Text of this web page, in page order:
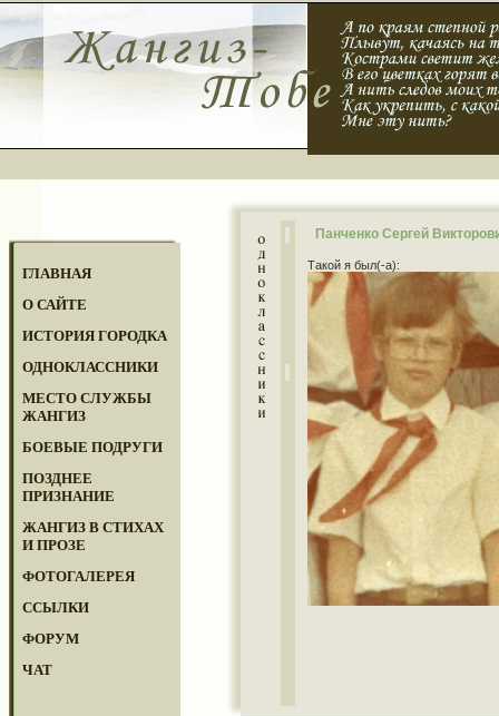
ГЛАВНАЯ
О САЙТЕ
ИСТОРИЯ ГОРОДКА
ОДНОКЛАССНИКИ
МЕСТО СЛУЖБЫ
ЖАНГИЗ
БОЕВЫЕ ПОДРУГИ
ПОЗДНЕЕ
ПРИЗНАНИЕ
ЖАНГИЗ В СТИХАХ
И ПРОЗЕ
ФОТОГАЛЕРЕЯ
ССЫЛКИ
ФОРУМ
ЧАТ
Панченко Сергей
Такой я был(-а):